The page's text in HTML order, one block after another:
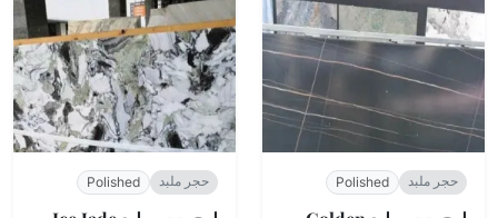
حجر ملبد Polished حجر ملبد Polished